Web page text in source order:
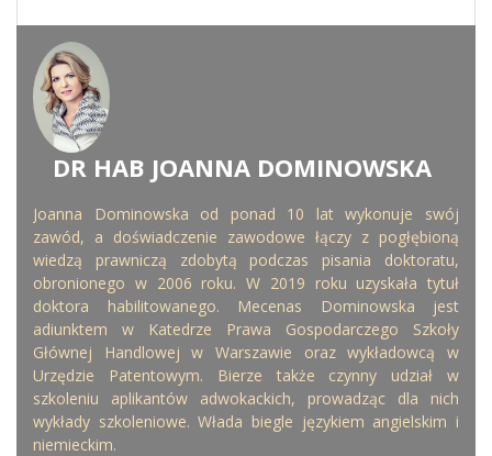
DR HAB JOANNA DOMINOWSKA
Joanna Dominowska od ponad 10 lat wykonuje swój
zawód, a doświadczenie zawodowe łączy z pogłębioną
wiedzą prawniczą zdobytą podczas pisania doktoratu,
obronionego w 2006 roku. W 2019 roku uzyskała tytuł
doktora habilitowanego. Mecenas Dominowska jest
adiunktem w Katedrze Prawa Gospodarczego Szkoły
Głównej Handlowej w Warszawie oraz wykładowcą w
Urzędzie Patentowym. Bierze także czynny udział w
szkoleniu aplikantów adwokackich, prowadząc dla nich
wykłady szkoleniowe. Włada biegle językiem angielskim i
niemieckim.